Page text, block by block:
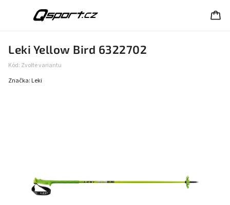
Leki Yellow Bird 6322702
Kód: Zvolte variantu
Značka: Leki